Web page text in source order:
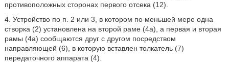
противоположных сторонах первого отсека (12).
4. Устройство по п. 2 или 3, в котором по меньшей мере одна
створка (2) установлена на второй раме (4а), а первая и вторая
рамы (4а) сообщаются друг с другом посредством
направляющей (6), в которую вставлен толкатель (7)
передаточного аппарата (4).